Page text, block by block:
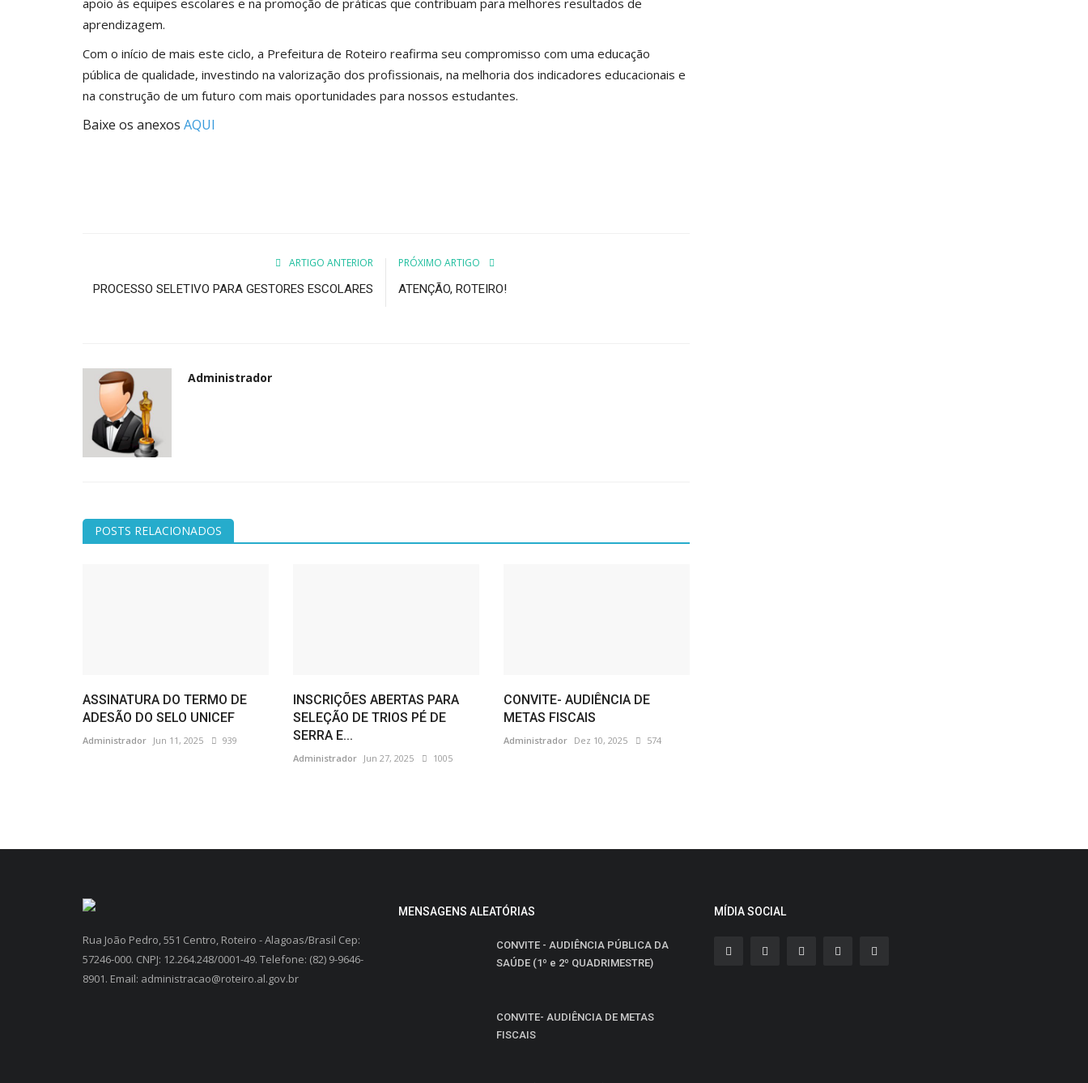
aprendizagem.
Com o início de mais este ciclo, a Prefeitura de Roteiro reafirma seu compromisso com uma educação
pública de qualidade, investindo na valorização dos profissionais, na melhoria dos indicadores educacionais e
na construção de um futuro com mais oportunidades para nossos estudantes.
Baixe os anexos AQUI
ARTIGO ANTERIOR
PROCESSO SELETIVO PARA GESTORES ESCOLARES
PRÓXIMO ARTIGO
ATENÇÃO, ROTEIRO!
Administrador
POSTS RELACIONADOS
ASSINATURA DO TERMO DE
ADESÃO DO SELO UNICEF
Administrador Jun 11, 2025 939
INSCRIÇÕES ABERTAS PARA
SELEÇÃO DE TRIOS PÉ DE
SERRA E...
Administrador Jun 27, 2025 1005
CONVITE- AUDIÊNCIA DE
METAS FISCAIS
Administrador Dez 10, 2025 574
Rua João Pedro, 551 Centro, Roteiro - Alagoas/Brasil Cep:
57246-000. CNPJ: 12.264.248/0001-49. Telefone: (82) 9-9646-
8901. Email: administracao@roteiro.al.gov.br
MENSAGENS ALEATÓRIAS
CONVITE - AUDIÊNCIA PÚBLICA DA
SAÚDE (1º e 2º QUADRIMESTRE)
CONVITE- AUDIÊNCIA DE METAS
FISCAIS
MÍDIA SOCIAL